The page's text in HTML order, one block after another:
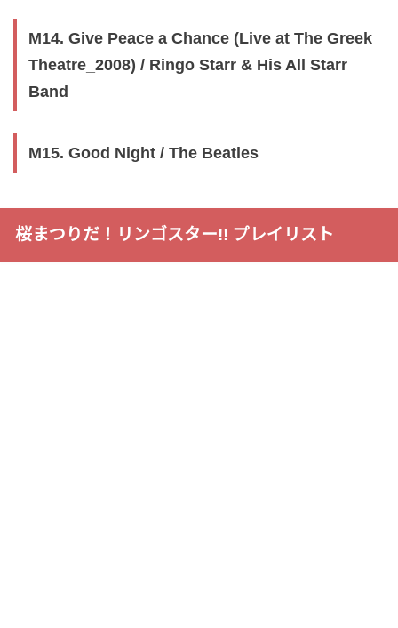
M14. Give Peace a Chance (Live at The Greek
Theatre_2008) / Ringo Starr & His All Starr
Band
M15. Good Night / The Beatles
桜まつりだ！リンゴスター!! プレイリスト